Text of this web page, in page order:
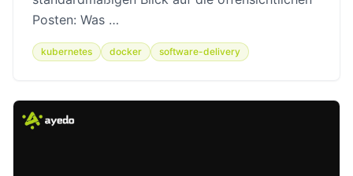
Posten: Was …
kubernetes docker software-delivery